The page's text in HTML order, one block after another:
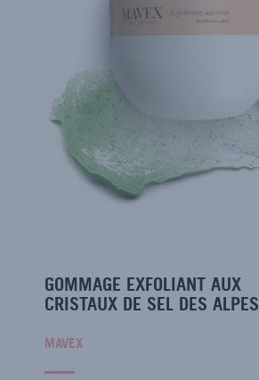
GOMMAGE EXFOLIANT AUX
CRISTAUX DE SEL DES ALPES
MAVEX